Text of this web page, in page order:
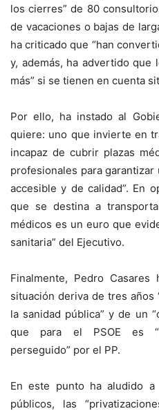
los cierres” de 80
de vacaciones o bajas de
ha criticado que “han
y, además, ha advertido que
más” si se tienen en cuenta
Por ello, ha instado al
quiere: uno que invierte en
incapaz de cubrir plazas
profesionales para garantizar
accesible y de calidad”. En
que se destina a
médicos es un euro que
sanitaria” del Ejecutivo.
Finalmente, Pedro
situación deriva de tres
la sanidad pública” y de un
que para el PSOE es
perseguido” por el PP.
En este punto ha aludido
públicos, las